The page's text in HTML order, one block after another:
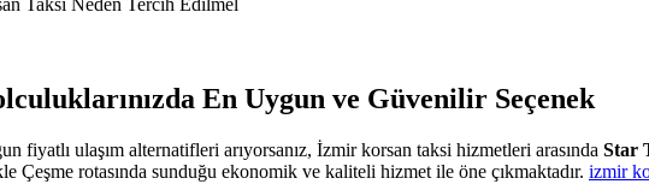
En Uygun ve Güvenilir Seçenek
fiyatlı ulaşım alternatifleri arıyorsanız, İzmir korsan taksi hizmetleri arasında Star
Çeşme rotasında sunduğu ekonomik ve kaliteli hizmet ile öne çıkmaktadır. izmir